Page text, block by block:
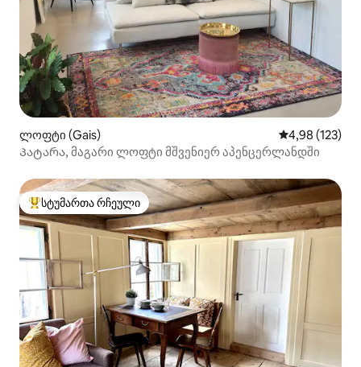
ლოფტი (Gais) საშუალო
4,98 (123)
Პატარა, მაგარი ლოფტი მშვენიერ აპენცერლანდში
სტუმართა რჩეული მოწინავე ვარიანტი
სტუმართა რჩეული